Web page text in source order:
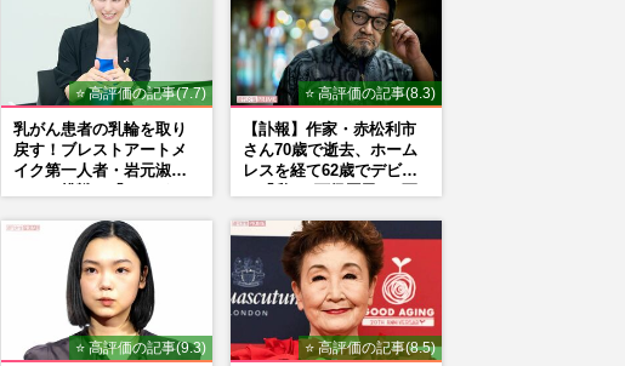
⭐ 高評価の記事(7.7)
乳がん患者の乳輪を取り
戻す！ブレストアートメ
イク第一人者・岩元淑子
⭐ 高評価の記事(8.3)
【訃報】作家・赤松利市
さん70歳で逝去、ホーム
レスを経て62歳でデビュ
続けます」壮絶人生
⭐ 高評価の記事(9.3) ⭐ 高評価の記事(8.5)